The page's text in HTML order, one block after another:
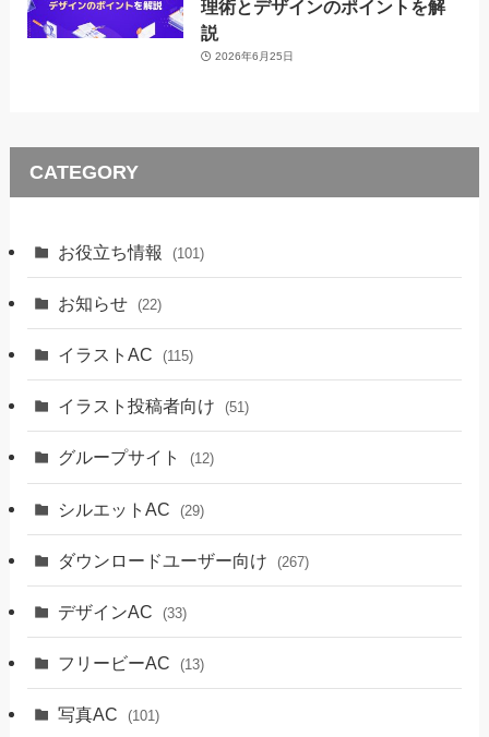
理術とデザインのポイントを解
説
2026年6月25日
CATEGORY
お役立ち情報 (101)
お知らせ (22)
イラストAC (115)
イラスト投稿者向け (51)
グループサイト (12)
シルエットAC (29)
ダウンロードユーザー向け (267)
デザインAC (33)
フリービーAC (13)
写真AC (101)